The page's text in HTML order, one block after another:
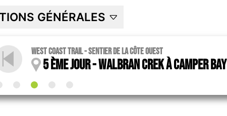
GÉNÉRALES
West Coast trail - sentier de la Côte Ouest
5 ème jour - Walbran Crek à Camper Bay